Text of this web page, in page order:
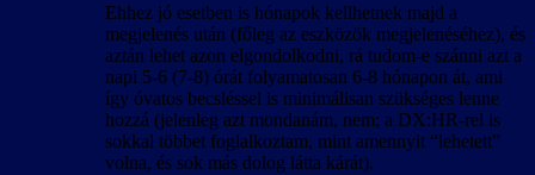
Ehhez jó esetben is hónapok kellhetnek majd a
megjelenés után (főleg az eszközök megjelenéséhez), és
aztán lehet azon elgondolkodni, rá tudom-e szánni azt a
napi 5-6 (7-8) órát folyamatosan 6-8 hónapon át, ami
így óvatos becsléssel is minimálisan szükséges lenne
hozzá (jelenleg azt mondanám, nem; a DX:HR-rel is
sokkal többet foglalkoztam, mint amennyit “lehetett”
volna, és sok más dolog látta kárát).